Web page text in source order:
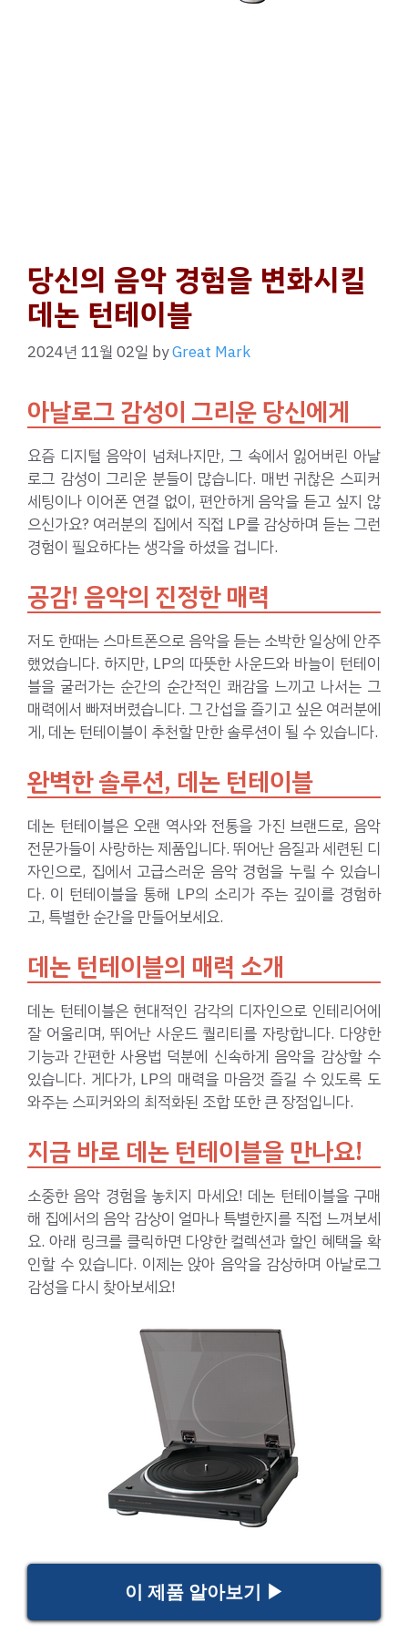
당신의 음악 경험을 변화시킬
데논 턴테이블
2024년 11월 02일 byGreat Mark
아날로그 감성이 그리운 당신에게
요즘 디지털 음악이 넘쳐나지만, 그 속에서 잃어버린 아날
로그 감성이 그리운 분들이 많습니다. 매번 귀찮은 스피커
세팅이나 이어폰 연결 없이, 편안하게 음악을 듣고 싶지 않
으신가요? 여러분의 집에서 직접 LP를 감상하며 듣는 그런
경험이 필요하다는 생각을 하셨을 겁니다.
공감! 음악의 진정한 매력
저도 한때는 스마트폰으로 음악을 듣는 소박한 일상에 안주
했었습니다. 하지만, LP의 따뜻한 사운드와 바늘이 턴테이
블을 굴러가는 순간의 순간적인 쾌감을 느끼고 나서는 그
매력에서 빠져버렸습니다. 그 간섭을 즐기고 싶은 여러분에
게, 데논 턴테이블이 추천할 만한 솔루션이 될 수 있습니다.
완벽한 솔루션, 데논 턴테이블
데논 턴테이블은 오랜 역사와 전통을 가진 브랜드로, 음악
전문가들이 사랑하는 제품입니다. 뛰어난 음질과 세련된 디
자인으로, 집에서 고급스러운 음악 경험을 누릴 수 있습니
다. 이 턴테이블을 통해 LP의 소리가 주는 깊이를 경험하
고, 특별한 순간을 만들어보세요.
데논 턴테이블의 매력 소개
데논 턴테이블은 현대적인 감각의 디자인으로 인테리어에
잘 어울리며, 뛰어난 사운드 퀄리티를 자랑합니다. 다양한
기능과 간편한 사용법 덕분에 신속하게 음악을 감상할 수
있습니다. 게다가, LP의 매력을 마음껏 즐길 수 있도록 도
와주는 스피커와의 최적화된 조합 또한 큰 장점입니다.
지금 바로 데논 턴테이블을 만나요!
소중한 음악 경험을 놓치지 마세요! 데논 턴테이블을 구매
해 집에서의 음악 감상이 얼마나 특별한지를 직접 느껴보세
요. 아래 링크를 클릭하면 다양한 컬렉션과 할인 혜택을 확
인할 수 있습니다. 이제는 앉아 음악을 감상하며 아날로그
감성을 다시 찾아보세요!
이 제품 알아보기 ▶